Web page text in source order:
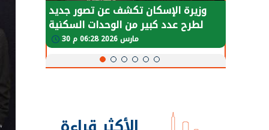
وزيرة الإسكان تكشف عن تصور جديد
لطرح عدد كبير من الوحدات السكنية
بنظام الإيجار 30 مارس 2026 06:28 م